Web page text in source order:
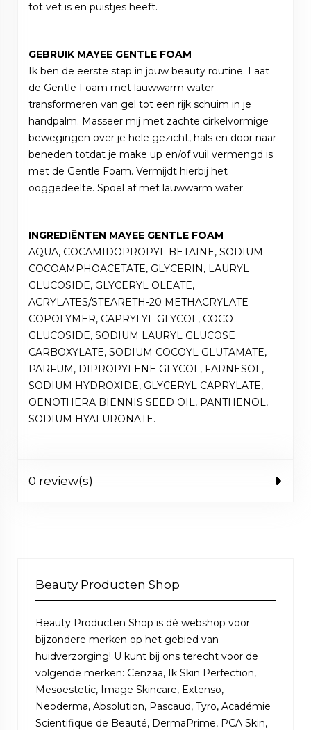
tot vet is en puistjes heeft.
GEBRUIK MAYEE GENTLE FOAM
Ik ben de eerste stap in jouw beauty routine. Laat
de Gentle Foam met lauwwarm water
transformeren van gel tot een rijk schuim in je
handpalm. Masseer mij met zachte cirkelvormige
bewegingen over je hele gezicht, hals en door naar
beneden totdat je make up en/of vuil vermengd is
met de Gentle Foam. Vermijdt hierbij het
ooggedeelte. Spoel af met lauwwarm water.
INGREDIËNTEN MAYEE GENTLE FOAM
AQUA, COCAMIDOPROPYL BETAINE, SODIUM
COCOAMPHOACETATE, GLYCERIN, LAURYL
GLUCOSIDE, GLYCERYL OLEATE,
ACRYLATES/STEARETH-20 METHACRYLATE
COPOLYMER, CAPRYLYL GLYCOL, COCO-
GLUCOSIDE, SODIUM LAURYL GLUCOSE
CARBOXYLATE, SODIUM COCOYL GLUTAMATE,
PARFUM, DIPROPYLENE GLYCOL, FARNESOL,
SODIUM HYDROXIDE, GLYCERYL CAPRYLATE,
OENOTHERA BIENNIS SEED OIL, PANTHENOL,
SODIUM HYALURONATE.
0 review(s)
Beauty Producten Shop
Beauty Producten Shop is dé webshop voor
bijzondere merken op het gebied van
huidverzorging! U kunt bij ons terecht voor de
volgende merken: Cenzaa, Ik Skin Perfection,
Mesoestetic, Image Skincare, Extenso,
Neoderma, Absolution, Pascaud, Tyro, Académie
Scientifique de Beauté, DermaPrime, PCA Skin,